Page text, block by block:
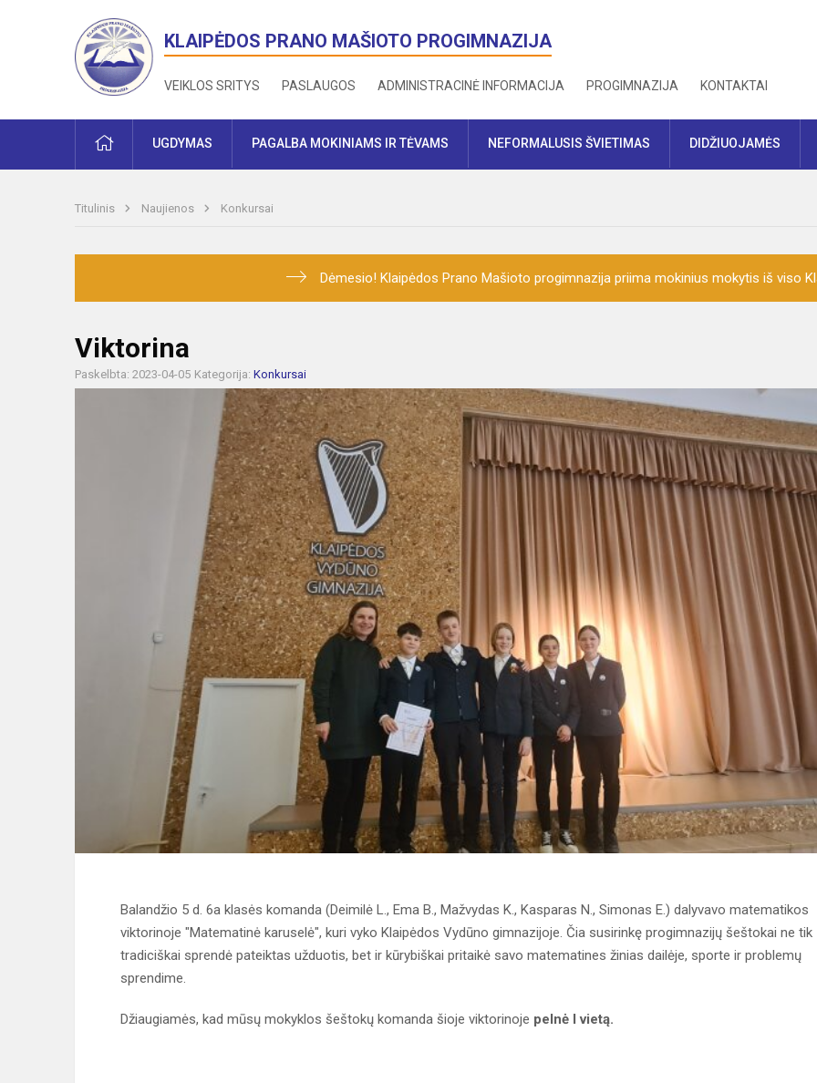
KLAIPĖDOS PRANO MAŠIOTO PROGIMNAZIJA
VEIKLOS SRITYS PASLAUGOS ADMINISTRACINĖ INFORMACIJA PROGIMNAZIJA KONTAKTAI
PRADŽIAUGDYMAS PAGALBA MOKINIAMS IR TĖVAMS NEFORMALUSIS ŠVIETIMAS DIDŽIUOJAMĖS
Titulinis Naujienos Konkursai
Dėmesio! Klaipėdos Prano Mašioto progimnazija priima mokinius mokytis iš viso
Viktorina
Paskelbta: 2023-04-05 Kategorija: Konkursai
Balandžio 5 d. 6a klasės komanda (Deimilė L., Ema B., Mažvydas K., Kasparas N., Simonas E.) dalyvavo matematikos
viktorinoje "Matematinė karuselė", kuri vyko Klaipėdos Vydūno gimnazijoje. Čia susirinkę progimnazijų šeštokai ne tik
tradiciškai sprendė pateiktas užduotis, bet ir kūrybiškai pritaikė savo matematines žinias dailėje, sporte ir problemų
sprendime.
Džiaugiamės, kad mūsų mokyklos šeštokų komanda šioje viktorinoje pelnė I vietą.